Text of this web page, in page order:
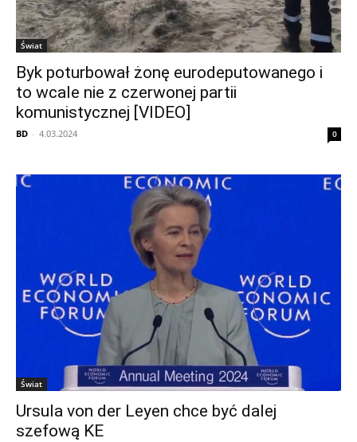
Świat
Byk poturbował żonę eurodeputowanego i
to wcale nie z czerwonej partii
komunistycznej [VIDEO]
BD - 4.03.2024 0
Świat
Ursula von der Leyen chce być dalej
szefową KE